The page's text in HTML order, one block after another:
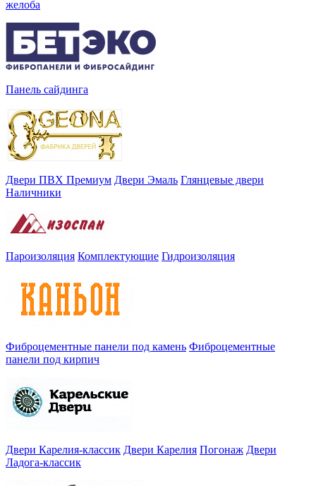
желоба
Панель сайдинга
Двери ПВХ Премиум Двери Эмаль Глянцевые двери
Наличники
Пароизоляция Комплектующие Гидроизоляция
Фиброцементные панели под камень Фиброцементные
панели под кирпич
Двери Карелия-классик Двери Карелия Погонаж Двери
Ладога-классик